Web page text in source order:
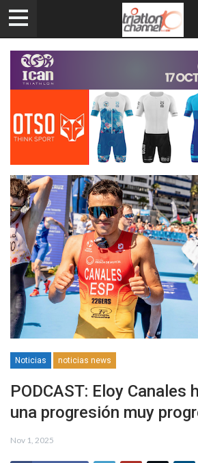
Noticias noticias news
PODCAST: Eloy Canales
una progresión muy
Nov 1, 2025